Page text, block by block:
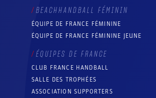
BEACHHANDBALL FÉMININ
ÉQUIPE DE FRANCE FÉMININE
ÉQUIPE DE FRANCE FÉMININE JEUNE
ÉQUIPES DE FRANCE
CLUB FRANCE HANDBALL
SALLE DES TROPHÉES
ASSOCIATION SUPPORTERS